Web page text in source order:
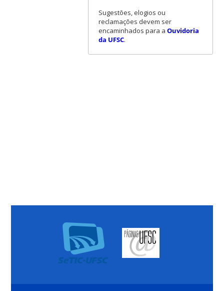
Sugestões, elogios ou
reclamações devem ser
encaminhados para a Ouvidoria
da UFSC.